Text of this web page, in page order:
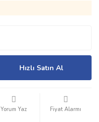
Hızlı Satın Al
Yorum Yaz Fiyat Alarmı